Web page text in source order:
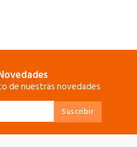
de nuestras novedades